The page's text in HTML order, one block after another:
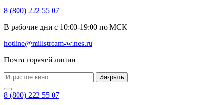
8 (800) 222 55 07
В рабочие дни с 10:00-19:00 по МСК
hotline@millstream-wines.ru
Почта горячей линии
Закрыть
8 (800) 222 55 07